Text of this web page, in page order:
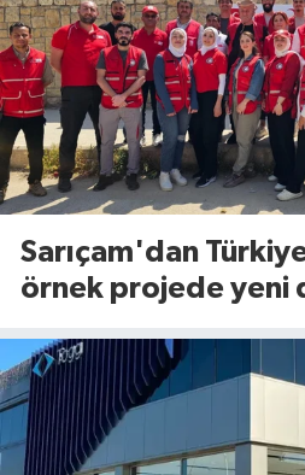
Sarıçam'dan
örnek projede yeni